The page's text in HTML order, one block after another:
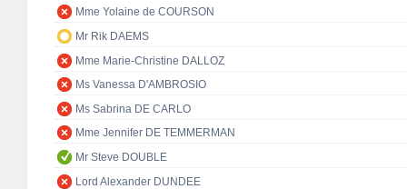
Mme Yolaine de COURSON
Mr Rik DAEMS
Mme Marie-Christine DALLOZ
Ms Vanessa D'AMBROSIO
Ms Sabrina DE CARLO
Mme Jennifer DE TEMMERMAN
Mr Steve DOUBLE
Lord Alexander DUNDEE